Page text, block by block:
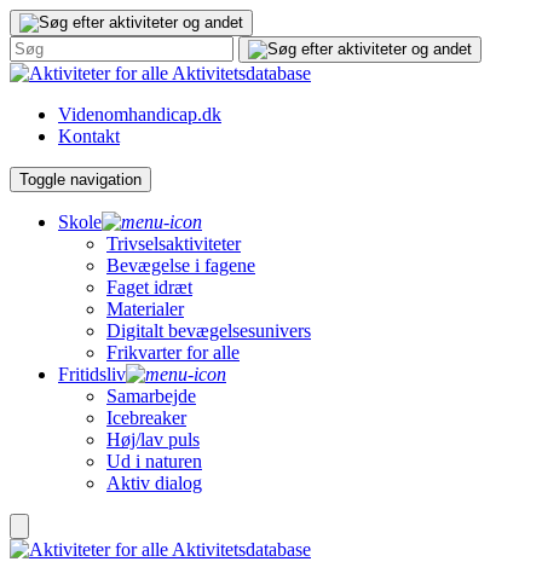
Gå
til
indhold
Aktivitetsdatabase
Videnomhandicap.dk
Kontakt
Toggle navigation
Skole
Trivselsaktiviteter
Bevægelse i fagene
Faget idræt
Materialer
Digitalt bevægelsesunivers
Frikvarter for alle
Fritidsliv
Samarbejde
Icebreaker
Høj/lav puls
Ud i naturen
Aktiv dialog
Aktivitetsdatabase